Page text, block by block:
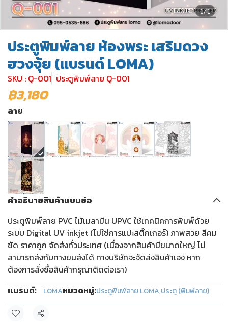
1/1
ประตูพิมพ์ลาย ห้องพระ เสริมดวง
ฮวงจุ้ย (แบรนด์ LOMA)
SKU : Q-001 ประตูพิมพ์ลาย Q-001
฿3,180
ลาย
คำอธิบายสินค้าแบบย่อ
ประตูพิมพ์ลาย PVC ไม้เมลามีน UPVC ใช้เทคนิคการพิมพ์ด้วย
ระบบ Digital UV inkjet (ไม่ใช่การแปะสติ๊กเกอร์) ภาพสวย สีคม
ชัด ราคาถูก จัดส่งทั่วประเทศ (เนื่องจากสินค้ามีขนาดใหญ่ ไม่
สามารถส่งกับทางขนส่งได้ ทางบริษัทจะจัดส่งสินค้าเอง หาก
ต้องการสั่งซื้อสินค้ากรุณาติดต่อเรา)
แบรนด์:
LOMAหมวดหมู่:ประตูพิมพ์ลาย LOMA,ประตู (พิมพ์ลาย)
แชร์